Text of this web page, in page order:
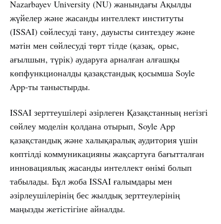
Nazarbayev University (NU) жанындағы Ақылды
жүйелер және жасанды интеллект институты
(ISSAI) сөйлесуді тану, дауысты синтездеу және
мәтін мен сөйлесуді төрт тілде (қазақ, орыс,
ағылшын, түрік) аударуға арналған алғашқы
көпфункционалды қазақстандық қосымша Soyle
App-ты таныстырды.
ISSAI зерттеушілері әзірлеген Қазақстанның негізгі
сөйлеу моделін қолдана отырып, Soyle App
қазақстандық және халықаралық аудитория үшін
көптілді коммуникацияны жақсартуға бағытталған
инновациялық жасанды интеллект өнімі болып
табылады. Бұл жоба ISSAI ғалымдары мен
әзірлеушілерінің бес жылдық зерттеулерінің
маңызды жетістігіне айналды.